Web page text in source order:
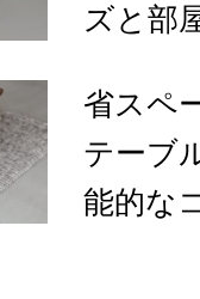
ズと部
省スペ
テーブ
能的な